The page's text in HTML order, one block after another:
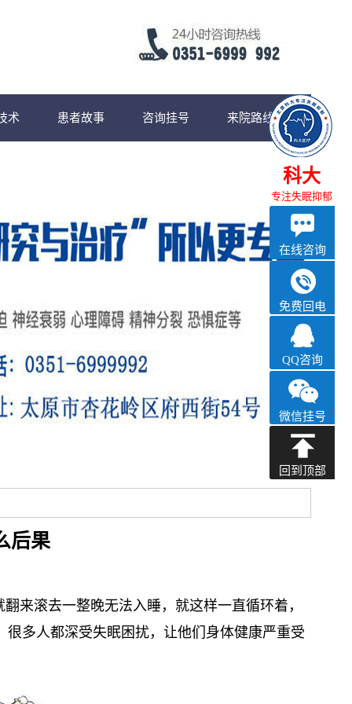
术 患者故事 咨询挂号 来院路线
后果
来滚去一整晚无法入睡，就这样一直循环着，
多人都深受失眠困扰，让他们身体健康严重受
科大
专注失眠抑郁
在线咨询
免费回电
QQ咨询
微信挂号
回到顶部